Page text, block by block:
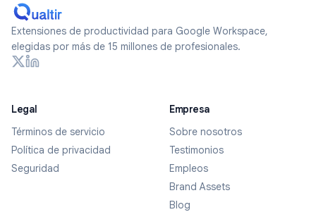
Extensiones de productividad para Google Workspace,
elegidas por más de 15 millones de profesionales.
Legal
Términos de servicio
Política de privacidad
Seguridad
Empresa
Sobre nosotros
Testimonios
Empleos
Brand Assets
Blog